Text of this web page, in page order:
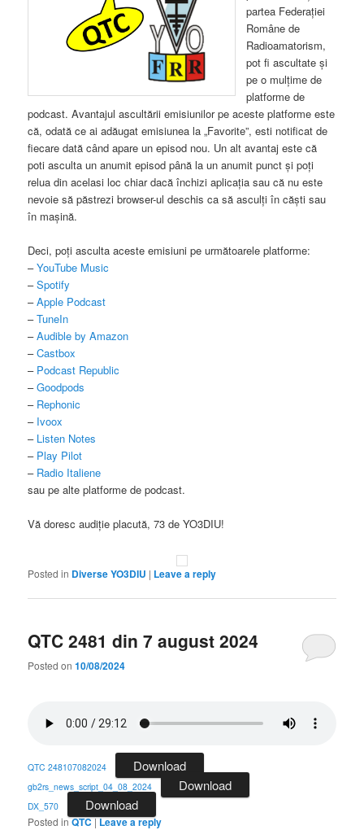
partea Federației
Române de
Radioamatorism,
pot fi ascultate și
pe o mulțime de
platforme de
podcast. Avantajul ascultării emisiunilor pe aceste platforme este
că, odată ce ai adăugat emisiunea la „Favorite”, esti notificat de
fiecare dată când apare un episod nou. Un alt avantaj este că
poti asculta un anumit episod până la un anumit punct și poți
relua din acelasi loc chiar dacă închizi aplicația sau că nu este
nevoie să păstrezi browser-ul deschis ca să asculți în căști sau
în mașină.
Deci, poți asculta aceste emisiuni pe următoarele platforme:
–YouTube Music
–Spotify
–Apple Podcast
–TuneIn
–Audible by Amazon
–Castbox
– Podcast Republic
–Goodpods
– Rephonic
– Ivoox
– Listen Notes
– Play Pilot
– Radio Italiene
sau pe alte platforme de podcast.
Vă doresc audiție placută, 73 de YO3DIU!
Posted in Diverse YO3DIU | Leave a reply
QTC 2481 din 7 august 2024
Posted on10/08/2024
QTC 248107082024 Download
gb2rs_news_script_04_08_2024 Download
DX_570 Download
Posted inQTC|Leave a reply